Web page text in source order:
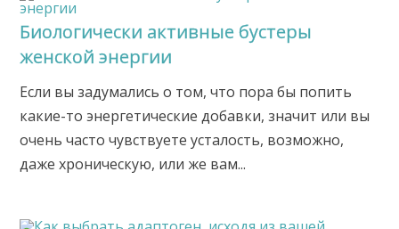
Биологически активные бустеры
женской энергии
Если вы задумались о том, что пора бы попить
какие-то энергетические добавки, значит или вы
очень часто чувствуете усталость, возможно,
даже хроническую, или же вам...